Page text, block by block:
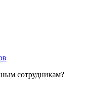
сотрудникам?